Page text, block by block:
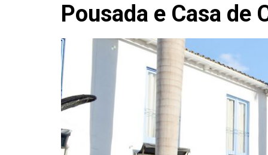
Pousada e Casa de